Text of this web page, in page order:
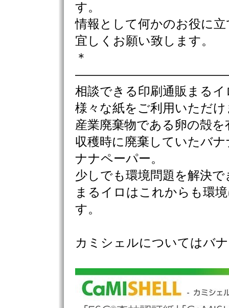
す。
情報として何かのお役に
宜しくお願い致します。
＊
相談できる印刷通販まる
様々な紙をご利用いただけ
産業廃棄物である卵の殻
収穫時に廃棄していたバ
ナナペーパー。
少しでも環境問題を解決
まるイロはこれからも環
す。
カミシェルについてはバ